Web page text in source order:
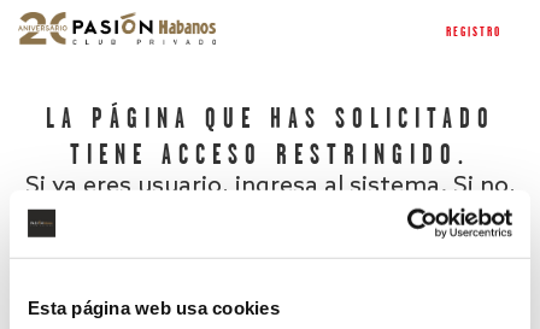
Esta página web usa cookies
REGISTRO
LA PÁGINA QUE HAS SOLICITADO
TIENE ACCESO RESTRINGIDO.
Si ya eres usuario, ingresa al sistema. Si no,